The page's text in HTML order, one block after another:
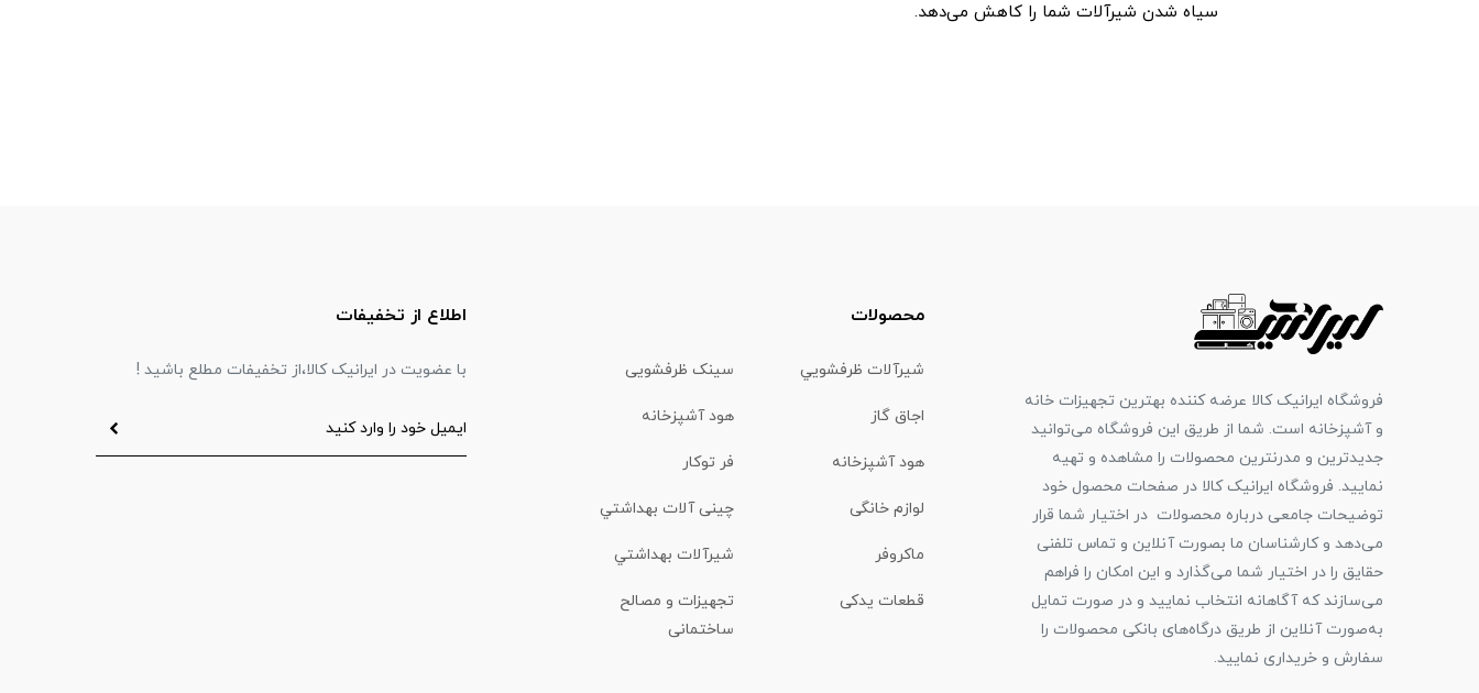
سیاه شدن شیرآلات شما را کاهش می‌دهد.
فروشگاه ایرانیک کالا عرضه کننده بهترین تجهیزات خانه
و آشپزخانه است. شما از طریق این فروشگاه می‌توانید
جدیدترین و مدرنترین محصولات را مشاهده و تهیه
نمایید. فروشگاه ایرانیک کالا در صفحات محصول خود
توضیحات جامعی درباره محصولات در اختیار شما قرار
می‌دهد و کارشناسان ما بصورت آنلاین و تماس تلفنی
حقایق را در اختیار شما می‌گذارد و این امکان را فراهم
می‌سازند که آگاهانه انتخاب نمایید و در صورت تمایل
به‌صورت آنلاین از طریق درگاه‌های بانکی محصولات را
سفارش و خریداری نمایید.
محصولات
شیرآلات ظرفشويي سینک ظرفشویی
اجاق گاز هود آشپزخانه
هود آشپزخانه فر توکار
لوازم خانگی چینی آلات بهداشتي
ماكروفر شیرآلات بهداشتي
قطعات یدکی
تجهیزات و مصالح
ساختمانی
اطلاع از تخفیفات
با عضویت در ایرانیک کالا،از تخفیفات مطلع باشید !